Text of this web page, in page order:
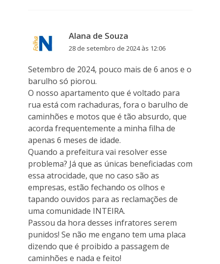
Alana de Souza
28 de setembro de 2024 às 12:06
Setembro de 2024, pouco mais de 6 anos e o
barulho só piorou.
O nosso apartamento que é voltado para
rua está com rachaduras, fora o barulho de
caminhões e motos que é tão absurdo, que
acorda frequentemente a minha filha de
apenas 6 meses de idade.
Quando a prefeitura vai resolver esse
problema? Já que as únicas beneficiadas com
essa atrocidade, que no caso são as
empresas, estão fechando os olhos e
tapando ouvidos para as reclamações de
uma comunidade INTEIRA.
Passou da hora desses infratores serem
punidos! Se não me engano tem uma placa
dizendo que é proibido a passagem de
caminhões e nada e feito!